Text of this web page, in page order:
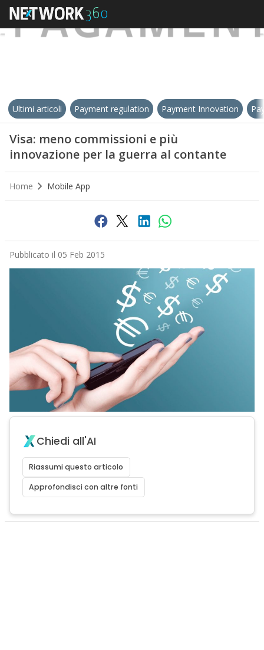
Ultimi articoli Payment regulation Payment Innovation
Visa: meno commissioni e più
innovazione per la guerra al contante
Home Mobile App
Pubblicato il 05 Feb 2015
Chiedi all'AI
Riassumi questo articolo
Approfondisci con altre fonti